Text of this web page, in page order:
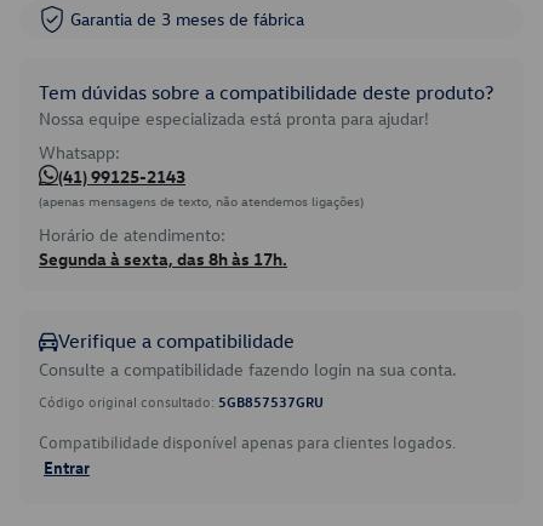
Garantia de 3 meses de fábrica
Tem dúvidas sobre a compatibilidade deste produto?
Nossa equipe especializada está pronta para ajudar!
Whatsapp:
(41) 99125-2143
(apenas mensagens de texto, não atendemos ligações)
Horário de atendimento:
Segunda à sexta, das 8h às 17h.
Verifique a compatibilidade
Consulte a compatibilidade fazendo login na sua conta.
Código original consultado: 5GB857537GRU
Compatibilidade disponível apenas para clientes logados.
Entrar